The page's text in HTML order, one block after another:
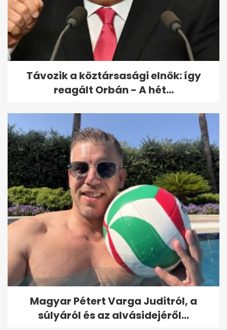
bekopogtat
Távozik a köztársasági elnök: így
reagált Orbán - A hét...
Magyar Pétert Varga Juditról, a
súlyáról és az alvásidejéről...